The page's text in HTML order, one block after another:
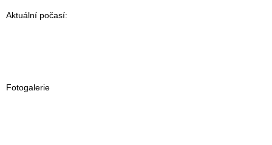
Aktuální počasí:
Fotogalerie